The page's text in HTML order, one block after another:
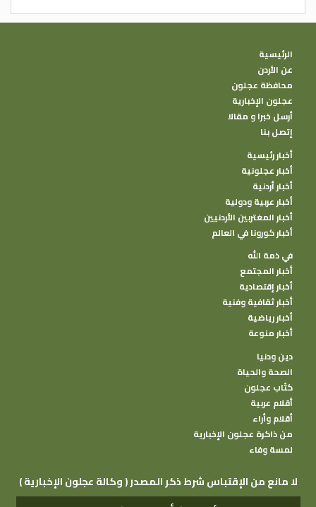
الرئيسية
عن الأردن
محافظة عجلون
عجلون الإخبارية
أرسل خبرا و مقالا
إتصل بنا
أخبار رئيسية
أخبار عجلونية
أخبار أردنية
أخبار عربية ودولية
أخبار المغتربين الأردنيين
أخبار كورونا في العالم
في ذمة الله
أخبار المجتمع
أخبار إقتصادية
أخبار ثقافية وفنية
أخبار رياضية
أخبار منوعة
دين ودنيا
الصحة والحياة
كتًاب عجلون
أقلام عربية
أقلام وأراء
من ذاكرة عجلون الإخبارية
لمسة وفاء
( وكالة عجلون الإخبارية ) لا مانع من الإقتباس شرط ذكر المصدر